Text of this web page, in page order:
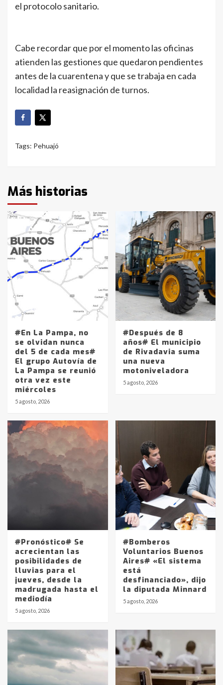
el protocolo sanitario.
Cabe recordar que por el momento las oficinas
atienden las gestiones que quedaron pendientes
antes de la cuarentena y que se trabaja en cada
localidad la reasignación de turnos.
Tags: Pehuajó
Más historias
#En La Pampa, no
se olvidan nunca
del 5 de cada mes#
El grupo Autovía de
La Pampa se reunió
otra vez este
miércoles
5 agosto, 2026
#Después de 8
años# El municipio
de Rivadavia suma
una nueva
motoniveladora
5 agosto, 2026
#Pronóstico# Se
acrecientan las
posibilidades de
lluvias para el
jueves, desde la
madrugada hasta el
mediodía
5 agosto, 2026
#Bomberos
Voluntarios Buenos
Aires# «El sistema
está
desfinanciado», dijo
la diputada Minnard
5 agosto, 2026
pampeanos que fueron
protagonistas del fatal accidente
en la mañana del lunes